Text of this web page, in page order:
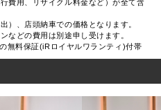
費用、リサイクル料金など）が全て含
）、店頭納車での価格となります。
などの費用は別途申し受けます。
無料保証(iRロイヤルワランティ)付帯